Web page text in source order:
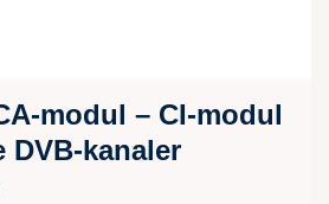
modul – CI-modul
DVB-kanaler